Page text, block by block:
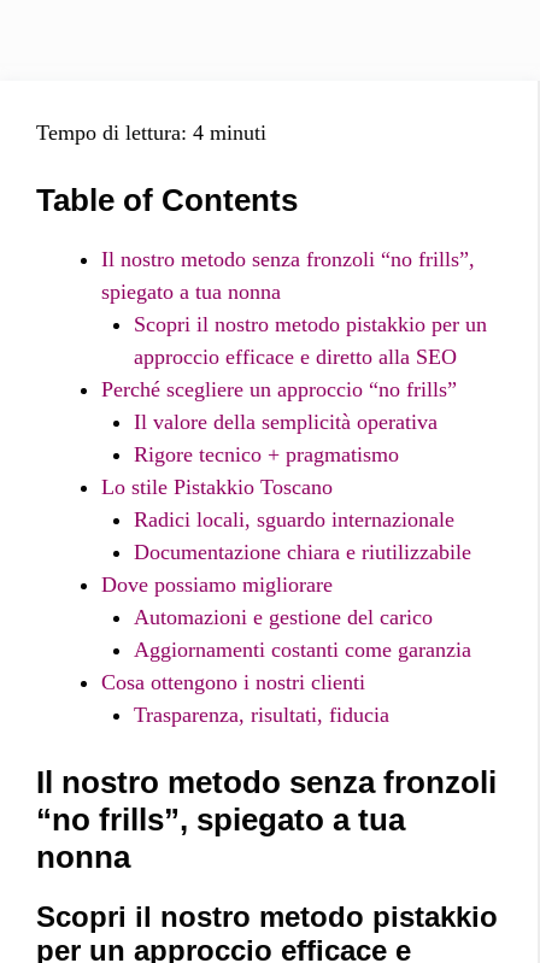
Tempo di lettura: 4 minuti
Table of Contents
Il nostro metodo senza fronzoli “no frills”,
spiegato a tua nonna
Scopri il nostro metodo pistakkio per un
approccio efficace e diretto alla SEO
Perché scegliere un approccio “no frills”
Il valore della semplicità operativa
Rigore tecnico + pragmatismo
Lo stile Pistakkio Toscano
Radici locali, sguardo internazionale
Documentazione chiara e riutilizzabile
Dove possiamo migliorare
Automazioni e gestione del carico
Aggiornamenti costanti come garanzia
Cosa ottengono i nostri clienti
Trasparenza, risultati, fiducia
Il nostro metodo senza fronzoli
“no frills”, spiegato a tua
nonna
Scopri il nostro metodo pistakkio
per un approccio efficace e